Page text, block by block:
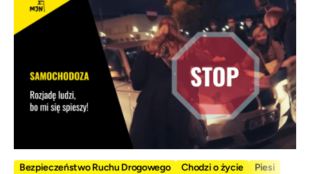
Bezpieczeństwo Ruchu Drogowego Chodzi o życie Piesi